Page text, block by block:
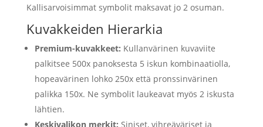
Kallisarvoisimmat symbolit maksavat jo 2 osuman.
Kuvakkeiden Hierarkia
Premium-kuvakkeet: Kullanvärinen kuvaviite
palkitsee 500x panoksesta 5 iskun kombinaatiolla,
hopeavärinen lohko 250x että pronssinvärinen
palikka 150x. Ne symbolit laukeavat myös 2 iskusta
lähtien.
Keskivalikon merkit: Siniset, vihreäväriset ja